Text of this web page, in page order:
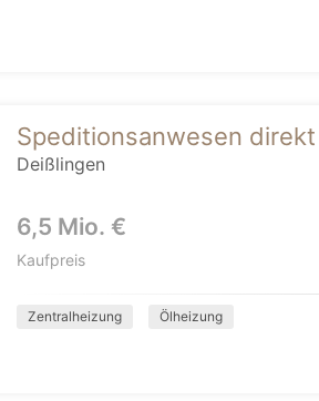
Speditionsanwesen direkt
Deißlingen
6,5 Mio. €
Kaufpreis
Zentralheizung Ölheizung